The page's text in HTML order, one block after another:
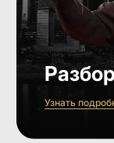
Узнать